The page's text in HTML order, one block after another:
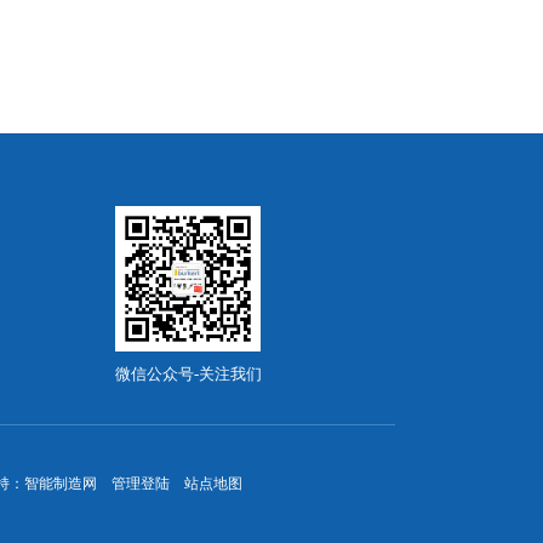
微信公众号-关注我们
智能制造网 管理登陆 站点地图